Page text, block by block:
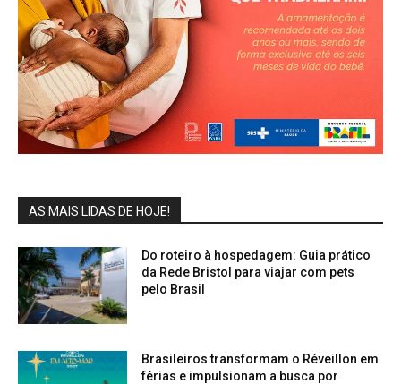
AS MAIS LIDAS DE HOJE!
Do roteiro à hospedagem: Guia prático
da Rede Bristol para viajar com pets
pelo Brasil
Brasileiros transformam o Réveillon em
férias e impulsionam a busca por